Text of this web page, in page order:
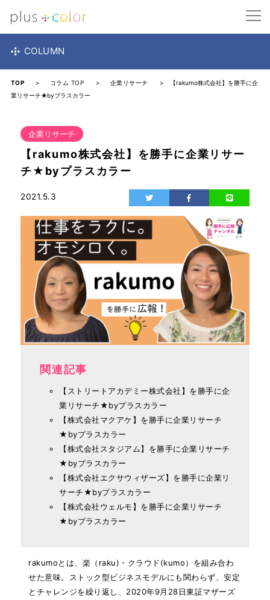
COLUMN
TOP > コラム TOP > 企業リサーチ
> 【rakumo株式会社】を勝手に企
業リサーチ★byプラスカラー
企業リサーチ
【rakumo株式会社】を勝手に企業リサー
チ★byプラスカラー
2021.5.3
関連記事
【ストリートアカデミー株式会社】を勝手に企
業リサーチ★byプラスカラー
【株式会社マクアケ】を勝手に企業リサーチ
★byプラスカラー
【株式会社スタジアム】を勝手に企業リサーチ
★byプラスカラー
【株式会社エクサウィザーズ】を勝手に企業リ
サーチ★byプラスカラー
【株式会社ウェルモ】を勝手に企業リサーチ
★byプラスカラー
rakumoとは、楽（raku)・クラウド(kumo）を組み合わ
せた意味。ストック型ビジネスモデルにも関わらず、安定
とチャレンジを繰り返し、2020年9月28日東証マザーズ